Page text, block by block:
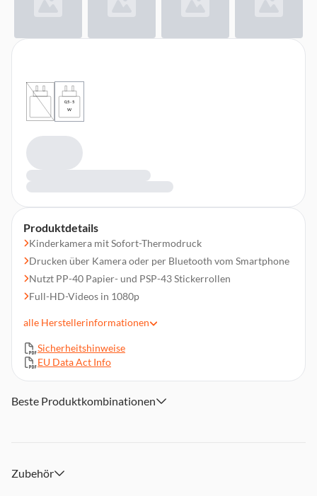
Produktdetails
Kinderkamera mit Sofort-Thermodruck
Drucken über Kamera oder per Bluetooth vom Smartphone
Nutzt PP-40 Papier- und PSP-43 Stickerrollen
Full-HD-Videos in 1080p
2,4" IPS-Farbdisplay zum Betrachten
Spiele und kreative Bilderrahmen integriert
Speicher für ca. 100 Fotos ohne SD-Karte
Erweiterbar bis 128 GB, inkl. sicherem Trageband
alle Herstellerinformationen
Sicherheitshinweise
EU Data Act Info
0,5 - 5
W
Beste Produktkombinationen
Zubehör